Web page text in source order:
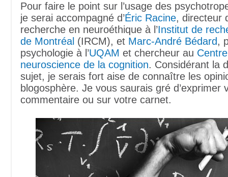
Pour faire le point sur l’usage des
je serai accompagné d’Éric Racine, directeur
recherche en neuroéthique à l’Institut de
de Montréal (IRCM), et Marc-André Bédard,
psychologie à l’UQAM et chercheur au
neuroscience de la cognition. Considérant la
sujet, je serais fort aise de connaître les
blogosphère. Je vous saurais gré d’exprimer
commentaire ou sur votre carnet.